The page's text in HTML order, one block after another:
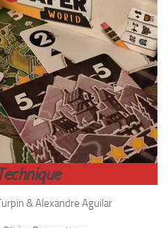
& Alexandre Aguilar